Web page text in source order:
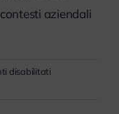
aziendali
disabilitatisu